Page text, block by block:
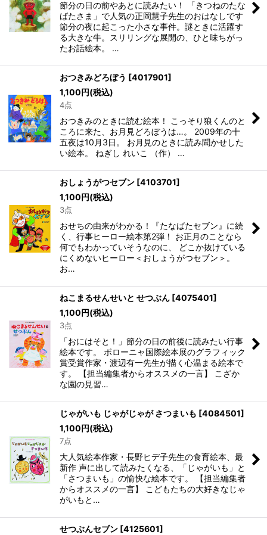
節分の日の前やあとに読みたい！ 「きつねのたな
ばたさま」で人気の正岡慧子先生のおはなしです
節分の夜に起こった小さな事件。謎ときに活躍す
る大きな牛。スリリングな展開の、ひと味ちがっ
たお話絵本。 …
おつきみどろぼう [4017901]
1,100円(税込)
4点
おつきみのときに読む絵本！ こっそり狼くんのと
ころに来た、お月見どろぼうは…。 2009年の十
五夜は10月3日。 お月見のときに読み聞かせした
い絵本。 ねぎし れいこ （作） …
おしょうがつセブン [4103701]
1,100円(税込)
3点
おせちの由来がわかる！『たなばたセブン』に続
く、行事ヒーロー絵本第2弾！ お正月のことなら
何でもわかっていそうなのに、 どこか抜けている
にくめないヒーロー＜おしょうがつセブン＞。
お…
ねこまるせんせいと せつぶん [4075401]
1,100円(税込)
3点
「おにはそと！」節分の日の前後に読みたい行事
絵本です。 ボローニャ国際絵本展のグラフィック
賞受賞作家・渡辺有一先生が描く心温まる絵本で
す。 【担当編集者からオススメの一言】 こざか
な園の見習…
じゃがいも じゃがじゃが さつまいも [4084501]
1,100円(税込)
7点
大人気絵本作家・長野ヒデ子先生の食育絵本、最
新作 声に出して読みたくなる、「じゃがいも」と
「さつまいも」の愉快な絵本です。 【担当編集者
からオススメの一言】 こどもたちの大好きなじゃ
がいもと…
せつぶんセブン [4125601]